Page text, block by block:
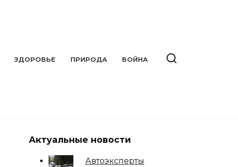
ЗДОРОВЬЕ ПРИРОДА ВОЙНА
Актуальные новости
Автоэксперты